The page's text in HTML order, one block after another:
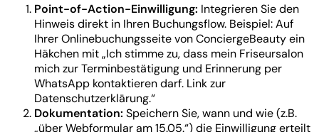
Point-of-Action-Einwilligung: Integrieren Sie den
Hinweis direkt in Ihren Buchungsflow. Beispiel: Auf
Ihrer Onlinebuchungsseite von ConciergeBeauty ein
Häkchen mit „Ich stimme zu, dass mein Friseursalon
mich zur Terminbestätigung und Erinnerung per
WhatsApp kontaktieren darf. Link zur
Datenschutzerklärung.“
Dokumentation: Speichern Sie, wann und wie (z.B.
„über Webformular am 15.05.“) die Einwilligung erteilt